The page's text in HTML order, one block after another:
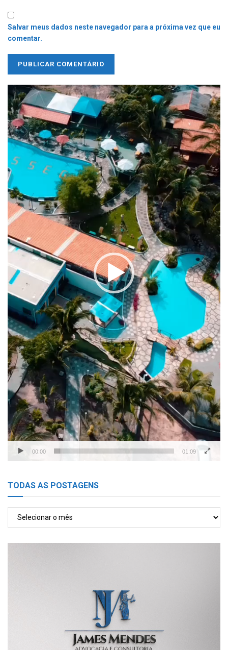
Salvar meus dados neste navegador para a próxima vez que eu
comentar.
Tocador
de
vídeo
00:00 01:09
TODAS AS POSTAGENS